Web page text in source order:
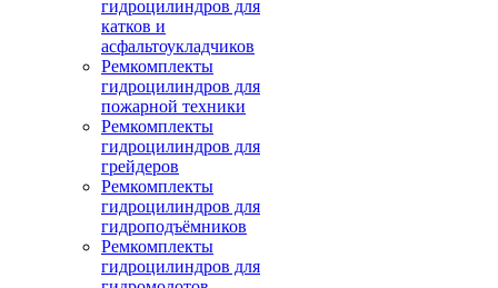
гидроцилиндров для
катков и
асфальтоукладчиков
Ремкомплекты
гидроцилиндров для
пожарной техники
Ремкомплекты
гидроцилиндров для
грейдеров
Ремкомплекты
гидроцилиндров для
гидроподъёмников
Ремкомплекты
гидроцилиндров для